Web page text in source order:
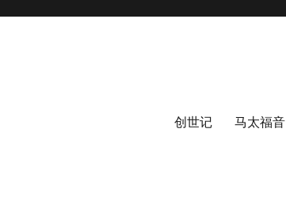
创世记 马太福音